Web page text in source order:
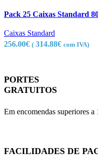
Pack 25 Caixas Standard
Caixas Standard
256.00€ ( 314.88€ com IVA)
PORTES
GRATUITOS
Em encomendas superiores
FACILIDADES DE